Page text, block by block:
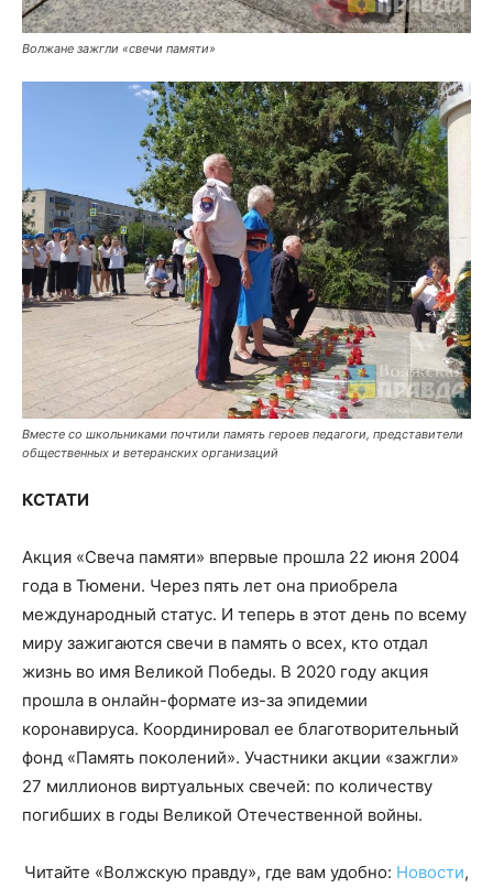
Волжане зажгли «свечи памяти»
Вместе со школьниками почтили память героев педагоги, представители
общественных и ветеранских организаций
КСТАТИ
Акция «Свеча памяти» впервые прошла 22 июня 2004
года в Тюмени. Через пять лет она приобрела
международный статус. И теперь в этот день по всему
миру зажигаются свечи в память о всех, кто отдал
жизнь во имя Великой Победы. В 2020 году акция
прошла в онлайн-формате из-за эпидемии
коронавируса. Координировал ее благотворительный
фонд «Память поколений». Участники акции «зажгли»
27 миллионов виртуальных свечей: по количеству
погибших в годы Великой Отечественной войны.
Читайте «Волжскую правду», где вам удобно: Новости,